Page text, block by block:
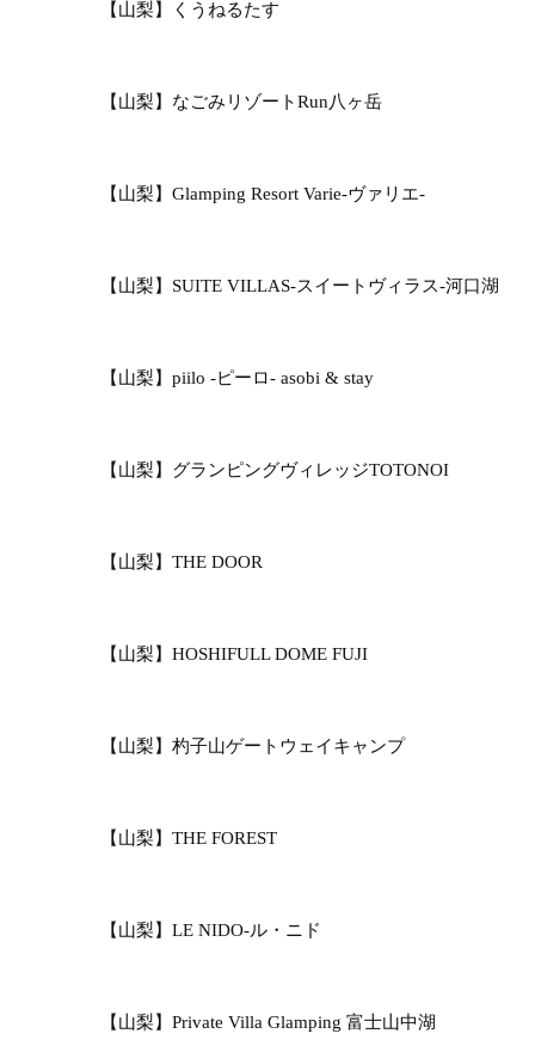
【山梨】くうねるたす
【山梨】なごみリゾートRun八ヶ岳
【山梨】Glamping Resort Varie-ヴァリエ-
【山梨】SUITE VILLAS-スイートヴィラス-河口湖
【山梨】piilo -ピーロ- asobi & stay
【山梨】グランピングヴィレッジTOTONOI
【山梨】THE DOOR
【山梨】HOSHIFULL DOME FUJI
【山梨】杓子山ゲートウェイキャンプ
【山梨】THE FOREST
【山梨】LE NIDO-ル・ニド
【山梨】Private Villa Glamping 富士山中湖